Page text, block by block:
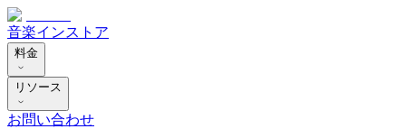
音楽インストア
料金
リソース
お問い合わせ